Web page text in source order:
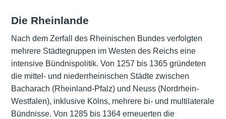
Die Rheinlande
Nach dem Zerfall des Rheinischen Bundes verfolgten
mehrere Städtegruppen im Westen des Reichs eine
intensive Bündnispolitik. Von 1257 bis 1365 gründeten
die mittel- und niederrheinischen Städte zwischen
Bacharach (Rheinland-Pfalz) und Neuss (Nordrhein-
Westfalen), inklusive Kölns, mehrere bi- und multilaterale
Bündnisse. Von 1285 bis 1364 erneuerten die